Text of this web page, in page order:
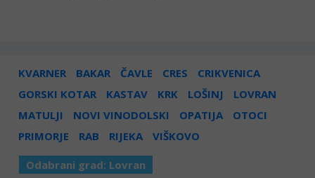
KVARNER BAKAR ČAVLE CRES
CRIKVENICA
GORSKI KOTAR
KASTAV KRK LOŠINJ
LOVRAN
MATULJI
NOVI VINODOLSKI OPATIJA
OTOCI
PRIMORJE
RAB RIJEKA VIŠKOVO
Odabrani grad: Lovran